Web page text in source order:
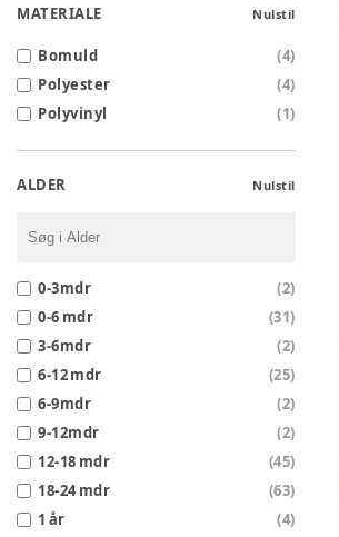
MATERIALE Nulstil
Bomuld (4)
Polyester
(4)
Polyvinyl
(1)
ALDER Nulstil
0-3mdr (2)
0-6 mdr
(31)
3-6mdr
(2)
6-12 mdr
(25)
6-9mdr
(2)
9-12mdr
(2)
12-18 mdr
(45)
18-24 mdr
(63)
1 år
(4)